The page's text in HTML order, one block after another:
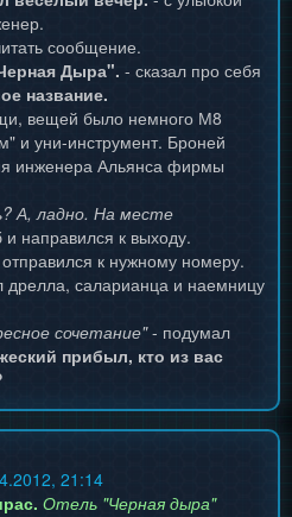
сообщение.
Дыра". - сказал про себя
название.
вещей было немного М8
и уни-инструмент. Броней
инженера Альянса фирмы
А, ладно. На месте
направился к выходу.
к нужному номеру.
дрелла, саларианца и наемницу
сочетание"- подумал
прибыл, кто из вас
21:14
Отель "Черная дыра"